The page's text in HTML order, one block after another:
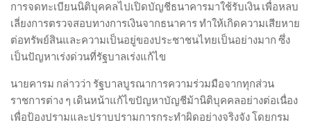
การจดทะเบียนนิติบุคคลไปเปิดบัญชีธนาคารมาใช้รับเงิน เพื่อหลบ
เลี่ยงการตรวจสอบทางการเงินจากธนาคาร ทำให้เกิดความเสียหาย
ต่อทรัพย์สินและความเป็นอยู่ของประชาชนไทยเป็นอย่างมาก ซึ่ง
เป็นปัญหาเร่งด่วนที่รัฐบาลเร่งแก้ไข
นายคารม กล่าวว่า รัฐบาลบูรณาการความร่วมมือจากทุกส่วน
ราชการต่าง ๆ เดินหน้าแก้ไขปัญหาบัญชีม้านิติบุคคลอย่างต่อเนื่อง
เพื่อป้องปรามและปราบปรามการกระทำผิดอย่างจริงจัง โดยกรม